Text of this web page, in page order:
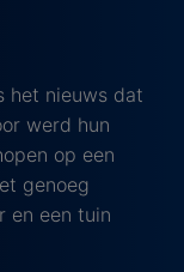
het nieuws dat
werd hun
op een
genoeg
en een tuin